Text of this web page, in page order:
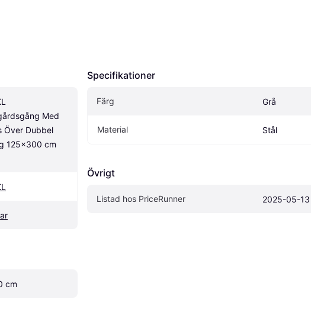
Med
Över Dubbel
125x300 cm
cm
Specifikationer
Färg Grå
Material Stål
Övrigt
Listad hos PriceRunner 2025-05-13